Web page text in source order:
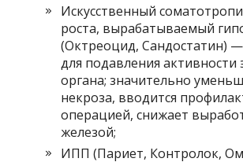
Искусственный
роста, вырабатываемый
(Октреоцид, Сандостатин) —
для подавления активности
органа; значительно
некроза, вводится
операцией, снижает
железой;
ИПП (Париет, Контролок,